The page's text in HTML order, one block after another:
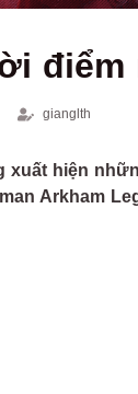
điểm
gianglth
xuất hiện
Arkham